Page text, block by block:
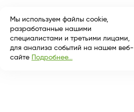
Мы используем файлы cookie,
разработанные нашими
специалистами и третьими лицами,
для анализа событий на нашем веб-
сайте Подробнее...